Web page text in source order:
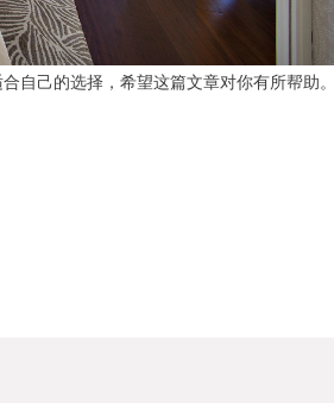
自己的选择，希望这篇文章对你有所帮助